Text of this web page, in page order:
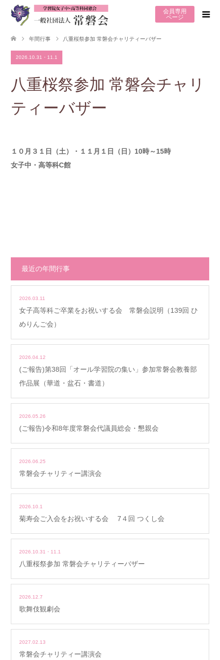
会員専用
ページ
年間行事 八重桜祭参加 常磐会チャリティーバザー
2026.10.31・11.1
八重桜祭参加 常磐会チャリ
ティーバザー
１０月３１日（土）・１１月１日（日 ）10時～15時
女子中・高等科C館
最近の年間行事
2026.03.11
女子高等科ご卒業をお祝いする会 常磐会説明（139回 ひ
めりんご会）
2026.04.12
(ご報告)第38回「オール学習院の集い」参加常磐会教養部
作品展（華道・盆石・書道）
2026.05.26
(ご報告)令和8年度常磐会代議員総会・懇親会
2026.06.25
常磐会チャリティー講演会
2026.10.1
菊寿会ご入会をお祝いする会 7４回 つくし会
2026.10.31・11.1
八重桜祭参加 常磐会チャリティーバザー
2026.12.7
歌舞伎観劇会
2027.02.13
常磐会チャリティー講演会